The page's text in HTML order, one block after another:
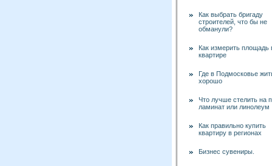
Как выбрать бригаду
строителей, что бы не
обманули?
Как измерить площадь
квартире
Где в Подмосковье
хорошо
Что лучше стелить на
ламинат или линолеум
Как правильно купить
квартиру в регионах
Бизнес сувениры.